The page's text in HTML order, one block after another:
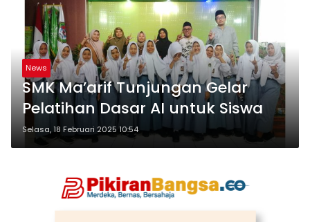
News
SMK Ma’arif Tunjungan Gelar
Pelatihan Dasar AI untuk Siswa
Selasa, 18 Februari 2025 10:54